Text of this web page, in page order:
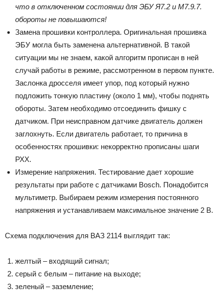
что в отключенном состоянии для ЭБУ Я7.2 и М7.9.7.
обороты не повышаются!
Замена прошивки контроллера. Оригинальная прошивка
ЭБУ могла быть заменена альтернативной. В такой
ситуации мы не знаем, какой алгоритм прописан в ней
случай работы в режиме, рассмотренном в первом пункте.
Заслонка дросселя имеет упор, под который нужно
подложить тонкую пластину (около 1 мм), чтобы поднять
обороты. Затем необходимо отсоединить фишку с
датчиком. При неисправном датчике двигатель должен
заглохнуть. Если двигатель работает, то причина в
особенностях прошивки: некорректно прописаны шаги
РХХ.
Измерение напряжения. Тестирование дает хорошие
результаты при работе с датчиками Bosch. Понадобится
мультиметр. Выбираем режим измерения постоянного
напряжения и устанавливаем максимальное значение 2 В.
Схема подключения для ВАЗ 2114 выглядит так:
желтый – входящий сигнал;
серый с белым – питание на выходе;
зеленый – заземление;